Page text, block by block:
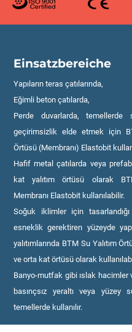
Einsatzbereiche
Yapıların teras çatılarında,
Eğimli beton çatılarda,
Perde duvarlarda,
geçirimsizlik elde etmek için
Örtüsü (Membranı) Elastobit
Hafif metal çatılarda veya
kat yalıtım örtüsü olarak
Membranı Elastobit kullanılabilir.
Soğuk iklimler için
esneklik gerektiren yüzeyde
yalıtımlarında BTM Su Yalıtım
ve orta kat örtüsü olarak
Banyo-mutfak gibi ıslak hacimler
basınçsız yeraltı veya yüzey
temellerde kullanılır.